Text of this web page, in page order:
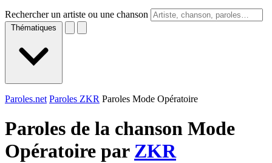
Rechercher un artiste ou une chanson
Thématiques
Paroles.net Paroles ZKR Paroles Mode Opératoire
Paroles de la chanson Mode
Opératoire par ZKR